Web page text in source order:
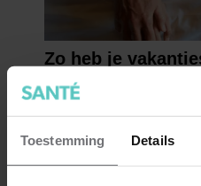
Toestemming Details